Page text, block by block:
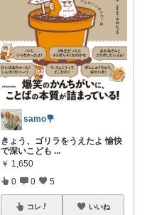
samo💐
きょう、ゴリラをうえたよ 愉快
で深いこども ...
￥ 1,650
0 0 5
コレ いいね